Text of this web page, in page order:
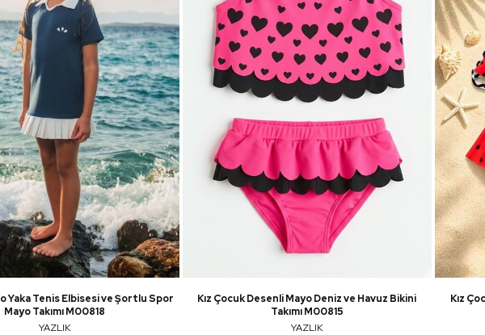
Yaka Tenis Elbisesi ve Şortlu Spor
Mayo Takımı M00818
YAZLIK
Kız Çocuk Desenli Mayo Deniz ve Havuz Bikini
Takımı M00815
YAZLIK
Kız